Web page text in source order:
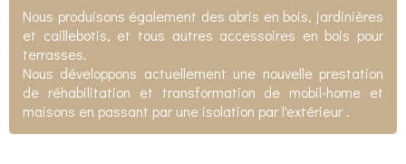
Nous produisons également des abris en bois, jardinières
et caillebotis, et tous autres accessoires en bois pour
terrasses.
Nous développons actuellement une nouvelle prestation
de réhabilitation et transformation de mobil-home et
maisons en passant par une isolation par l'extérieur .